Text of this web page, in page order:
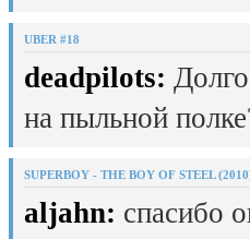
UBER #18
deadpilots:
на пыльной
SUPERBOY - THE BOY OF STEEL
aljahn: спасибо